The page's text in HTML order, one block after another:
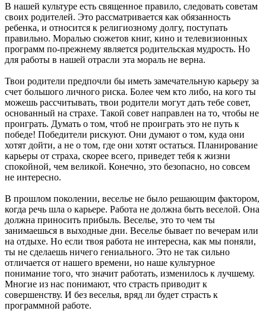
В нашей культуре есть священное правило, следовать советам
своих родителей. Это рассматривается как обязанность
ребенка, и относится к религиозному долгу, поступать
правильно. Моралью сюжетов книг, кино и телевизионных
программ по-прежнему является родительская мудрость. Но
для работы в нашей отрасли эта мораль не верна.
Твои родители предпочли бы иметь замечательную карьеру за
счет большого личного риска. Более чем кто либо, на кого ты
можешь рассчитывать, твои родители могут дать тебе совет,
основанный на страхе. Такой совет направлен на то, чтобы не
проиграть. Думать о том, чтоб не проиграть это не путь к
победе! Победители рискуют. Они думают о том, куда они
хотят дойти, а не о том, где они хотят остаться. Планирование
карьеры от страха, скорее всего, приведет тебя к жизни
спокойной, чем великой. Конечно, это безопасно, но совсем
не интересно.
В прошлом поколении, веселье не было решающим фактором,
когда речь шла о карьере. Работа не должна быть веселой. Она
должна приносить прибыль. Веселье, это то чем ты
занимаешься в выходные дни. Веселье бывает по вечерам или
на отдыхе. Но если твоя работа не интересна, как мы поняли,
ты не сделаешь ничего гениального. Это не так сильно
отличается от нашего времени, но наше культурное
понимание того, что значит работать, изменилось к лучшему.
Многие из нас понимают, что страсть приводит к
совершенству. И без веселья, вряд ли будет страсть к
программной работе.